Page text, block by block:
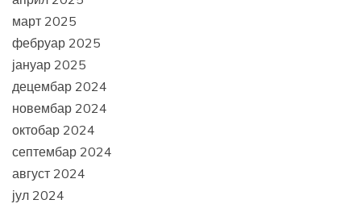
март 2025
фебруар 2025
јануар 2025
децембар 2024
новембар 2024
октобар 2024
септембар 2024
август 2024
јул 2024